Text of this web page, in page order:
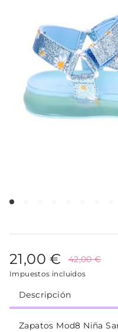
21,00 € 42,00 €
Impuestos incluidos
Descripción
Zapatos Mod8 Niña